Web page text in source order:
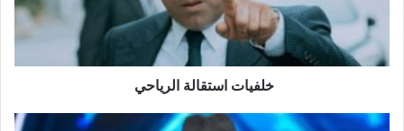
س
ت
ل
خلفيات استقالة الرياحي
و